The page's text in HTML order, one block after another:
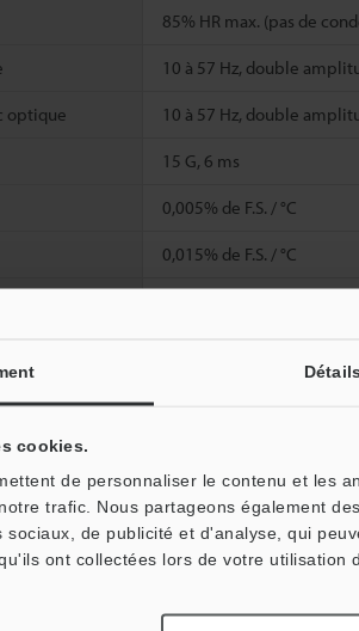
Détails
cookies.
de personnaliser le contenu et les
trafic. Nous partageons également
sociaux, de publicité et d'analyse, qui
ont collectées lors de votre utilisation
85% HR max. (pas de
10 à 57 Hz, double
optique 10 à 57 Hz, double
15 G, 6 ms
0,005% de F.S. / °C
0,015% de F.S. / °C
Non compatibles avec d’autres.
référence KEYENCE (surface réfléchissante).